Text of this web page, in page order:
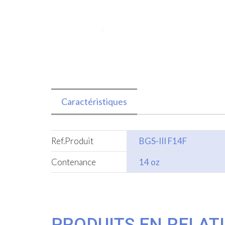
Caractéristiques
Ref.Produit
BGS-III F14F
Contenance
14 oz